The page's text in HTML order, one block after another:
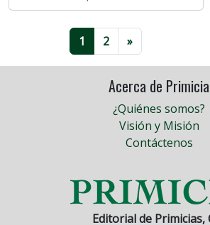
1 2 »
Acerca de Primicia
¿Quiénes somos?
Visión y Misión
Contáctenos
Editorial de Primicias,